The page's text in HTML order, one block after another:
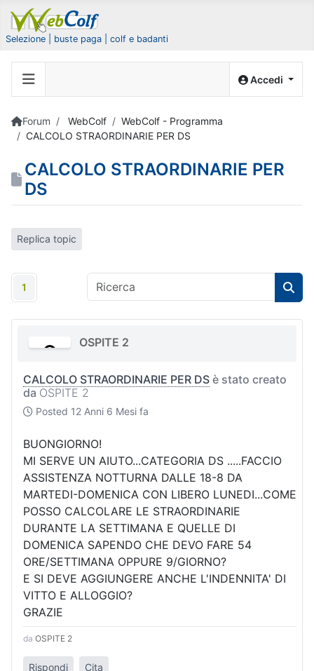
Selezione | buste paga | colf e badanti
Accedi
Forum WebColf
WebColf - Programma
CALCOLO STRAORDINARIE PER DS
CALCOLO STRAORDINARIE PER
DS
Replica topic
1
OSPITE 2
CALCOLO STRAORDINARIE PER DS è stato creato
da OSPITE 2
Posted 12 Anni 6 Mesi fa
BUONGIORNO!
MI SERVE UN AIUTO...CATEGORIA DS .....FACCIO
ASSISTENZA NOTTURNA DALLE 18-8 DA
MARTEDI-DOMENICA CON LIBERO LUNEDI...COME
POSSO CALCOLARE LE STRAORDINARIE
DURANTE LA SETTIMANA E QUELLE DI
DOMENICA SAPENDO CHE DEVO FARE 54
ORE/SETTIMANA OPPURE 9/GIORNO?
E SI DEVE AGGIUNGERE ANCHE L'INDENNITA' DI
VITTO E ALLOGGIO?
GRAZIE
da OSPITE 2
Rispondi Cita